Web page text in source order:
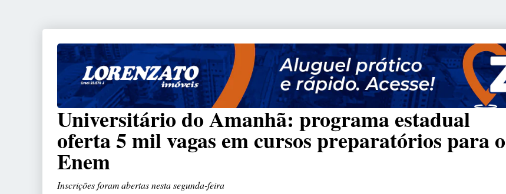
Universitário do Amanhã: programa estadual
oferta 5 mil vagas em cursos preparatórios para o
Enem
Inscrições foram abertas nesta segunda-feira